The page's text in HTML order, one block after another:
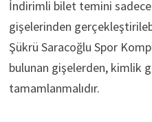
İndirimli bilet temini
gişelerinden
Şükrü Saracoğlu Spor
bulunan gişelerden, kimlik
tamamlanmalıdır.